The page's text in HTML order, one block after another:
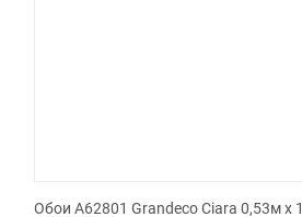
Обои A62801 Grandeco Ciara 0,53м x